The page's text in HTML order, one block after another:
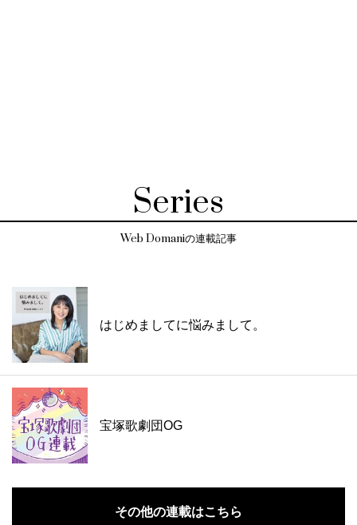
Series
Web Domaniの連載記事
はじめましてに悩みまして。
宝塚歌劇団OG
その他の連載はこちら